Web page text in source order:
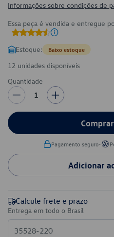
Informações sobre condições de
Essa peça é vendida e entregue
Estoque: Baixo estoque
12 unidades disponíveis
Quantidade
1
Pagamento seguro•
Adicionar
Calcule frete e prazo
Entrega em todo o Brasil